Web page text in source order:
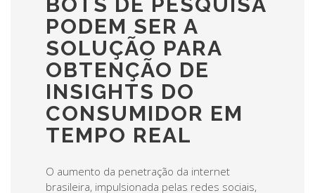
PODEM SER A
SOLUÇÃO PARA
OBTENÇÃO DE
INSIGHTS DO
CONSUMIDOR EM
TEMPO REAL
O aumento da penetração da internet
brasileira, impulsionada pelas redes sociais,